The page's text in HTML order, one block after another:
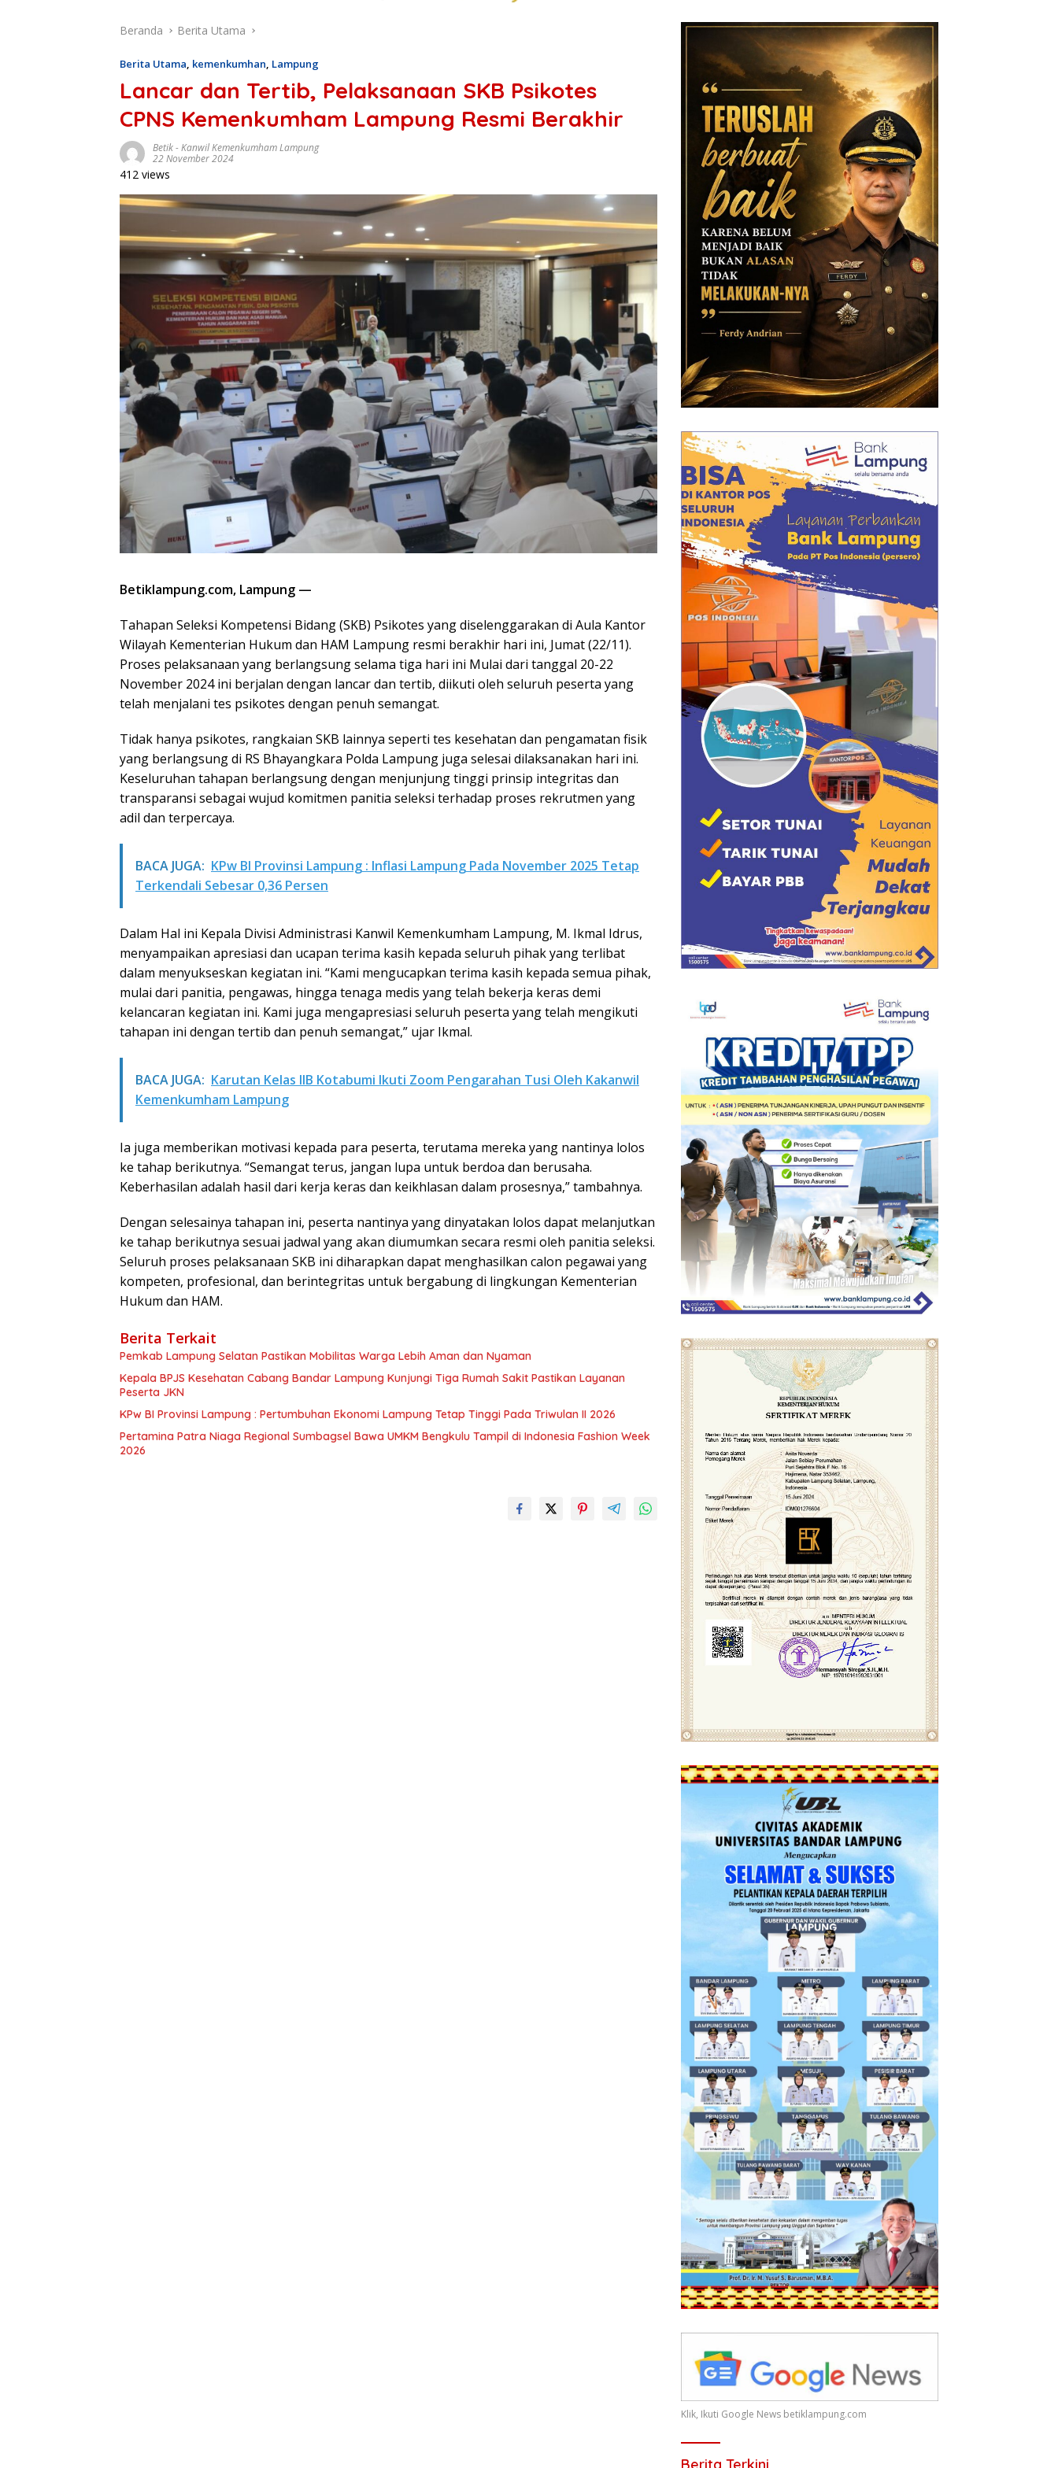
Beranda Berita Utama
Berita Utama, kemenkumhan, Lampung
Lancar dan Tertib, Pelaksanaan SKB Psikotes
CPNS Kemenkumham Lampung Resmi Berakhir
Betik-Kanwil Kemenkumham Lampung
22 November 2024
412 views
Betiklampung.com, Lampung —
Tahapan Seleksi Kompetensi Bidang (SKB) Psikotes yang diselenggarakan di Aula Kantor
Wilayah Kementerian Hukum dan HAM Lampung resmi berakhir hari ini, Jumat (22/11).
Proses pelaksanaan yang berlangsung selama tiga hari ini Mulai dari tanggal 20-22
November 2024 ini berjalan dengan lancar dan tertib, diikuti oleh seluruh peserta yang
telah menjalani tes psikotes dengan penuh semangat.
Tidak hanya psikotes, rangkaian SKB lainnya seperti tes kesehatan dan pengamatan fisik
yang berlangsung di RS Bhayangkara Polda Lampung juga selesai dilaksanakan hari ini.
Keseluruhan tahapan berlangsung dengan menjunjung tinggi prinsip integritas dan
transparansi sebagai wujud komitmen panitia seleksi terhadap proses rekrutmen yang
adil dan terpercaya.
BACA JUGA: KPw BI Provinsi Lampung : Inflasi Lampung Pada November 2025 Tetap
Terkendali Sebesar 0,36 Persen
Dalam Hal ini Kepala Divisi Administrasi Kanwil Kemenkumham Lampung, M. Ikmal Idrus,
menyampaikan apresiasi dan ucapan terima kasih kepada seluruh pihak yang terlibat
dalam menyukseskan kegiatan ini. “Kami mengucapkan terima kasih kepada semua pihak,
mulai dari panitia, pengawas, hingga tenaga medis yang telah bekerja keras demi
kelancaran kegiatan ini. Kami juga mengapresiasi seluruh peserta yang telah mengikuti
tahapan ini dengan tertib dan penuh semangat,” ujar Ikmal.
BACA JUGA: Karutan Kelas IIB Kotabumi Ikuti Zoom Pengarahan Tusi Oleh Kakanwil
Kemenkumham Lampung
Ia juga memberikan motivasi kepada para peserta, terutama mereka yang nantinya lolos
ke tahap berikutnya. “Semangat terus, jangan lupa untuk berdoa dan berusaha.
Keberhasilan adalah hasil dari kerja keras dan keikhlasan dalam prosesnya,” tambahnya.
Dengan selesainya tahapan ini, peserta nantinya yang dinyatakan lolos dapat melanjutkan
ke tahap berikutnya sesuai jadwal yang akan diumumkan secara resmi oleh panitia seleksi.
Seluruh proses pelaksanaan SKB ini diharapkan dapat menghasilkan calon pegawai yang
kompeten, profesional, dan berintegritas untuk bergabung di lingkungan Kementerian
Hukum dan HAM.
Berita Terkait
Pemkab Lampung Selatan Pastikan Mobilitas Warga Lebih Aman dan Nyaman
Kepala BPJS Kesehatan Cabang Bandar Lampung Kunjungi Tiga Rumah Sakit Pastikan Layanan
Peserta JKN
KPw BI Provinsi Lampung : Pertumbuhan Ekonomi Lampung Tetap Tinggi Pada Triwulan II 2026
Pertamina Patra Niaga Regional Sumbagsel Bawa UMKM Bengkulu Tampil di Indonesia Fashion Week
2026
Klik, Ikuti Google News betiklampung.com